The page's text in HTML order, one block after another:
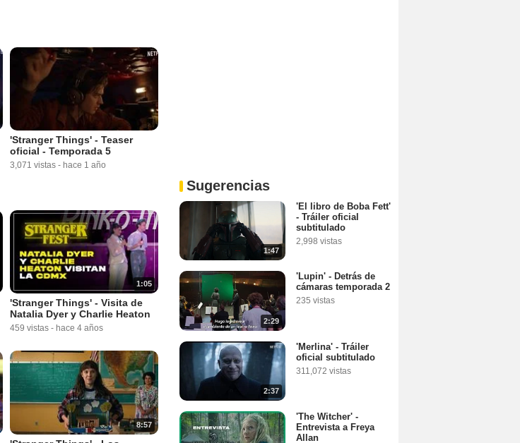
'Stranger Things' - Teaser
oficial - Temporada 5
3,071 vistas - hace 1 año
1:05
'Stranger Things' - Visita de
Natalia Dyer y Charlie Heaton
459 vistas - hace 4 años
8:57
Sugerencias
1:47
'El libro de Boba Fett'
- Tráiler oficial
subtitulado
2,998 vistas
2:29
'Lupin' - Detrás de
cámaras temporada 2
235 vistas
2:37
'Merlina' - Tráiler
oficial subtitulado
311,072 vistas
'The Witcher' -
Entrevista a Freya
Allan